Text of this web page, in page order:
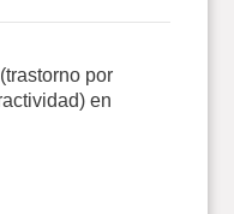
por
en